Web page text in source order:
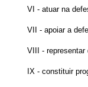
VI - atuar na
VII - apoiar a
VIII -
IX - constituir